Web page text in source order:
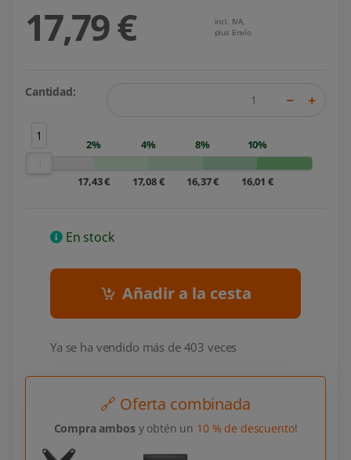
17,79 €
incl. IVA,
plus Envío
Cantidad:
1
2%
17,43 €
4%
17,08 €
8%
16,37 €
10%
16,01 €
En stock
Añadir a la cesta
Ya se ha vendido más de 403 veces
🔗 Oferta combinada
Compra ambosy obtén un 10 % de descuento!